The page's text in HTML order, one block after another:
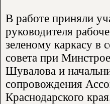
В работе приняли
руководителя
зеленому каркасу в
совета при
Шувалова и
сопровождения
Краснодарского